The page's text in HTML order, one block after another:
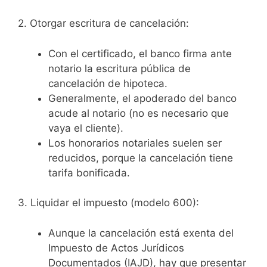
2. Otorgar escritura de cancelación:
Con el certificado, el banco firma ante
notario la escritura pública de
cancelación de hipoteca.
Generalmente, el apoderado del banco
acude al notario (no es necesario que
vaya el cliente).
Los honorarios notariales suelen ser
reducidos, porque la cancelación tiene
tarifa bonificada.
3. Liquidar el impuesto (modelo 600):
Aunque la cancelación está exenta del
Impuesto de Actos Jurídicos
Documentados (IAJD), hay que presentar